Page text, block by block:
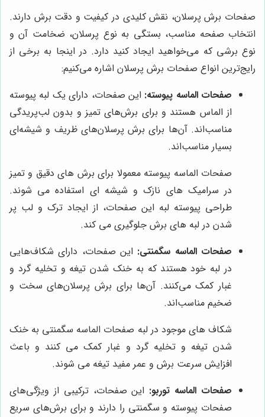
صفحات برش پرسلان، نقش کلیدی در کیفیت و دقت برش دارند.
انتخاب صفحه مناسب، بستگی به نوع پرسلان، ضخامت آن و
نوع برشی که می‌خواهید ایجاد کنید دارد. در اینجا به برخی از
رایج‌ترین انواع صفحات برش پرسلان اشاره می‌کنیم:
صفحات الماسه پیوسته: این صفحات، دارای یک لبه پیوسته
از الماس هستند و برای برش‌های تمیز و بدون لب‌پریدگی
مناسب‌اند. آن‌ها برای برش پرسلان‌های ظریف و شیشه‌ای
بسیار مناسب‌اند.
صفحات الماسه پیوسته معمولا برای برش های دقیق و تمیز
در سرامیک های نازک و شیشه ای استفاده می شوند.
طراحی پیوسته لبه این صفحات، از ایجاد ترک و لب پر
شدن در لبه های برش جلوگیری می کند.
صفحات الماسه سگمنتی: این صفحات، دارای شکاف‌هایی
در لبه خود هستند که به خنک شدن تیغه و تخلیه گرد و
غبار کمک می‌کنند. آن‌ها برای برش پرسلان‌های سخت و
ضخیم مناسب‌اند.
شکاف های موجود در لبه صفحات الماسه سگمنتی به خنک
شدن تیغه و تخلیه گرد و غبار کمک می کنند و باعث
افزایش سرعت برش و عمر مفید تیغه می شوند.
صفحات الماسه توربو: این صفحات، ترکیبی از ویژگی‌های
صفحات پیوسته و سگمنتی را دارند و برای برش‌های سریع